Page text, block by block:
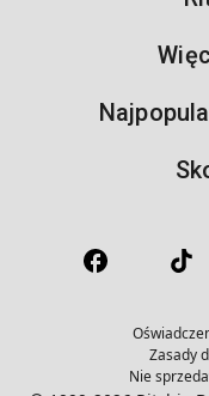
Zasady
Nie